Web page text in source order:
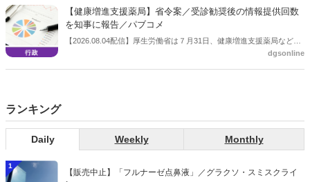
会等に報告し、令和８年秋頃を目途に結論を得る予定。
【健康増進支援薬局】省令案／受診勧奨後の情報提供回数
を知事に報告／パブコメ
【2026.08.04配信】厚生労働省は７月31日、健康増進支援薬局などに
関する省令案を示し、パブコメを開始した。受診勧奨を行った後に、
dgsonline
ランキング
Daily Weekly Monthly
1
【販売中止】「フルナーゼ点鼻液」／グラクソ・スミスクライ